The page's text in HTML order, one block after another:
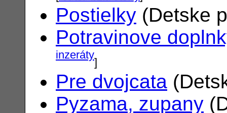
Postielky (Detske
Potravinove
inzeráty]
Pre dvojcata
Pyzama, zupany